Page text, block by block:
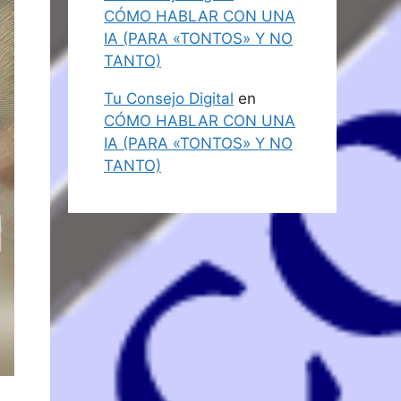
CÓMO HABLAR CON UNA
IA (PARA «TONTOS» Y NO
TANTO)
Tu Consejo Digital en
CÓMO HABLAR CON UNA
IA (PARA «TONTOS» Y NO
TANTO)